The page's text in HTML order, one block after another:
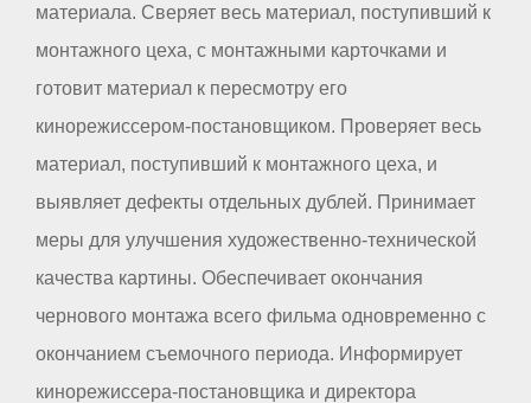
материала. Сверяет весь материал, поступивший к
монтажного цеха, с монтажными карточками и
готовит материал к пересмотру его
кинорежиссером-постановщиком. Проверяет весь
материал, поступивший к монтажного цеха, и
выявляет дефекты отдельных дублей. Принимает
меры для улучшения художественно-технической
качества картины. Обеспечивает окончания
чернового монтажа всего фильма одновременно с
окончанием съемочного периода. Информирует
кинорежиссера-постановщика и директора